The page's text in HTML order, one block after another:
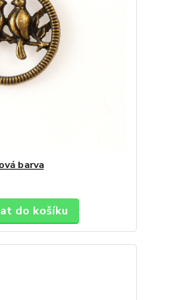
barva
do košíku